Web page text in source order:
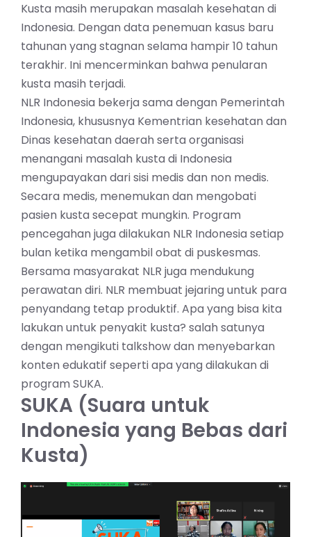
Kusta masih merupakan masalah kesehatan di
Indonesia. Dengan data penemuan kasus baru
tahunan yang stagnan selama hampir 10 tahun
terakhir. Ini mencerminkan bahwa penularan
kusta masih terjadi.
NLR Indonesia bekerja sama dengan Pemerintah
Indonesia, khususnya Kementrian kesehatan dan
Dinas kesehatan daerah serta organisasi
menangani masalah kusta di Indonesia
mengupayakan dari sisi medis dan non medis.
Secara medis, menemukan dan mengobati
pasien kusta secepat mungkin. Program
pencegahan juga dilakukan NLR Indonesia setiap
bulan ketika mengambil obat di puskesmas.
Bersama masyarakat NLR juga mendukung
perawatan diri. NLR membuat jejaring untuk para
penyandang tetap produktif. Apa yang bisa kita
lakukan untuk penyakit kusta? salah satunya
dengan mengikuti talkshow dan menyebarkan
konten edukatif seperti apa yang dilakukan di
program SUKA.
SUKA (Suara untuk
Indonesia yang Bebas dari
Kusta)